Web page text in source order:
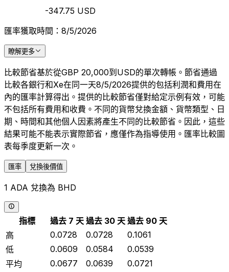
-347.75 USD
匯率獲取時間：8/5/2026
瞭解更多
比較節省基於從GBP 20,000到USD的單次轉帳。節省通過
比較各銀行和Xe在同一天8/5/2026提供的包括利潤和費用在
內的匯率計算得出。提供的比較節省僅對給定示例有效，可能
不包括所有費用和收費。不同的貨幣兌換金額、貨幣類型、日
期、時間和其他個人因素將產生不同的比較節省。因此，這些
結果可能不能表示實際節省，應僅作為指導使用。匯率比較圖
表每季度更新一次。
匯率 兌換後價值
1 ADA 兌換為 BHD
指標 過去 7 天 過去 30 天 過去 90 天
高
0.0728 0.0728
0.1061
低
0.0609 0.0584
0.0539
平均
0.0677 0.0639
0.0721